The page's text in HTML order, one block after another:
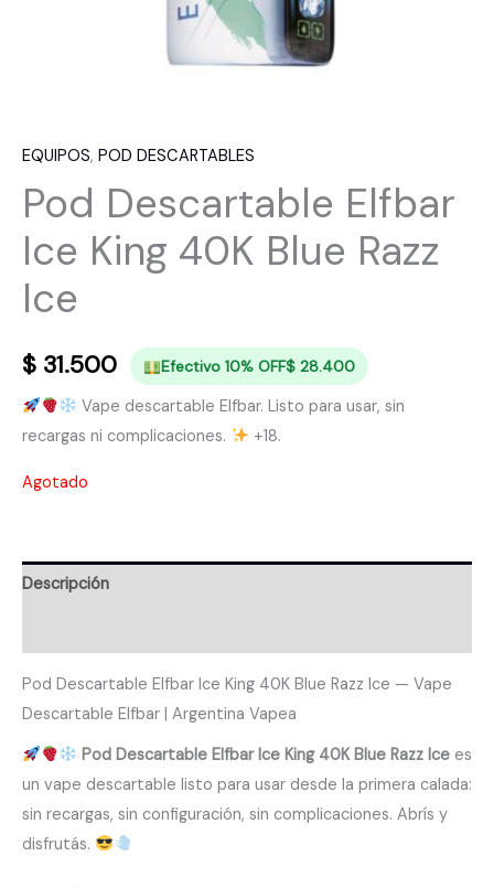
EQUIPOS, POD DESCARTABLES
Pod Descartable Elfbar
Ice King 40K Blue Razz
Ice
$ 31.500 Efectivo 10% OFF$28.400
Vape descartable Elfbar. Listo para usar, sin
recargas ni complicaciones.
+18.
Agotado
Descripción
Pod Descartable Elfbar Ice King 40K Blue Razz Ice — Vape
Descartable Elfbar | Argentina Vapea
Pod Descartable Elfbar Ice King 40K Blue Razz Icees
un vape descartable listo para usar desde la primera calada:
sin recargas, sin configuración, sin complicaciones. Abrís y
disfrutás.